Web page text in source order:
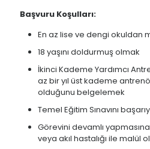
Başvuru Koşulları:
En az lise ve dengi okuldan
18 yaşını doldurmuş olmak
İkinci Kademe Yardımcı
az bir yıl üst kademe
olduğunu belgelemek
Temel Eğitim Sınavını
Görevini devamlı
veya akıl hastalığı ile malül